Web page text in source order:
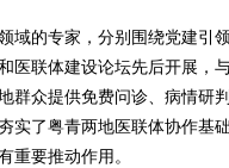
的专家，分别围绕党建引
医联体建设论坛先后开展，
群众提供免费问诊、病情研判
了粤青两地医联体协作基
重要推动作用。